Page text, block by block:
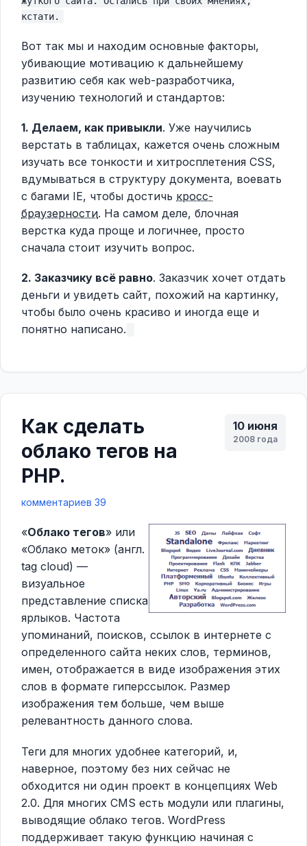
кстати.
Вот так мы и находим основные факторы,
убивающие мотивацию к дальнейшему
развитию себя как web-разработчика,
изучению технологий и стандартов:
1. Делаем, как привыкли. Уже научились
верстать в таблицах, кажется очень сложным
изучать все тонкости и хитросплетения CSS,
вдумываться в структуру документа, воевать
с багами IE, чтобы достичь кросс-
браузерности. На самом деле, блочная
верстка куда проще и логичнее, просто
сначала стоит изучить вопрос.
2. Заказчику всё равно. Заказчик хочет отдать
деньги и увидеть сайт, похожий на картинку,
чтобы было очень красиво и иногда еще и
понятно написано.
10 июня
2008 года
Как сделать
облако тегов на
PHP.
комментариев 39
«Облако тегов» или
«Облако меток» (англ.
tag cloud) —
визуальное
представление списка
ярлыков. Частота
упоминаний, поисков, ссылок в интернете с
определенного сайта неких слов, терминов,
имен, отображается в виде изображения этих
слов в формате гиперссылок. Размер
изображения тем больше, чем выше
релевантность данного слова.
Теги для многих удобнее категорий, и,
наверное, поэтому без них сейчас не
обходится ни один проект в концепциях Web
2.0. Для многих CMS есть модули или плагины,
выводящие облако тегов. WordPress
поддерживает такую функцию начиная с